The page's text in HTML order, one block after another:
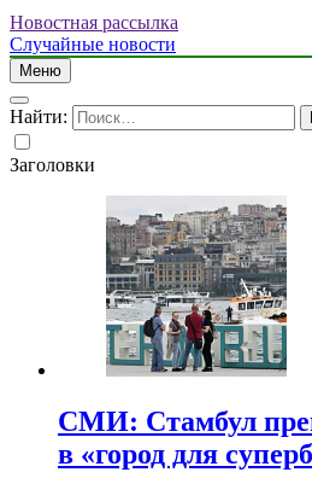
Новостная рассылка
Случайные новости
Меню
Найти:
Заголовки
СМИ: Стамбул
в «город для